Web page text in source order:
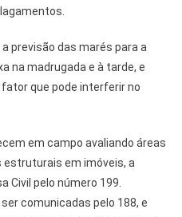
previsão das marés para a
na madrugada e à tarde, e
que pode interferir no
em campo avaliando áreas
estruturais em imóveis, a
Civil pelo número 199.
comunicadas pelo 188, e